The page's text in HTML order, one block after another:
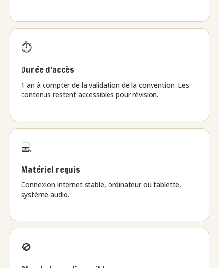
⏱️
Durée d'accès
1 an à compter de la validation de la convention. Les
contenus restent accessibles pour révision.
💻
Matériel requis
Connexion internet stable, ordinateur ou tablette,
système audio.
🚫